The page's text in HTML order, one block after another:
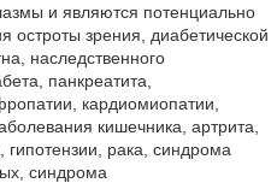
и являются потенциально
остроты зрения, диабетической
наследственного
панкреатита,
кардиомиопатии,
кишечника, артрита,
гипотензии, рака, синдрома
синдрома